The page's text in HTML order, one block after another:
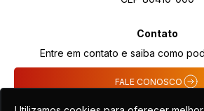
Contato
Entre em contato e saiba como
FALE CONOSCO